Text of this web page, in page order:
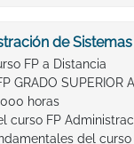
de
FP a Distancia
GRADO SUPERIOR
horas
curso FP
del